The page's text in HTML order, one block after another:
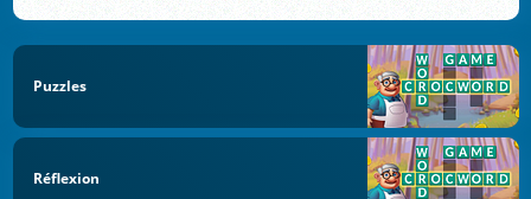
Puzzles
Réflexion